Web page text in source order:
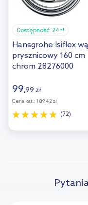
Dostępność: 24h!
Hansgrohe Isiflex
prysznicowy 160 cm
chrom 28276000
99,99 zł
Cena kat.: 189,42 zł
(72)